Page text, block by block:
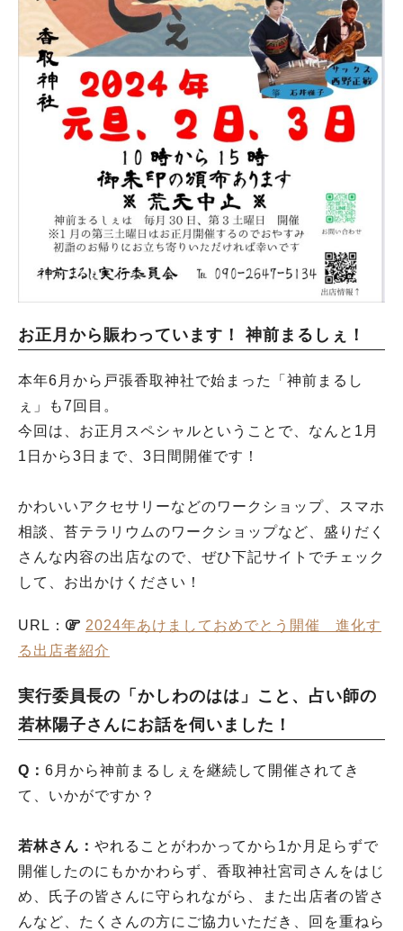
お正月から賑わっています！ 神前まるしぇ！
本年6月から戸張香取神社で始まった「神前まるし
ぇ」も7回目。
今回は、お正月スペシャルということで、なんと1月
1日から3日まで、3日間開催です！
かわいいアクセサリーなどのワークショップ、スマホ
相談、苔テラリウムのワークショップなど、盛りだく
さんな内容の出店なので、ぜひ下記サイトでチェック
して、お出かけください！
URL：
2024年あけましておめでとう開催 進化す
る出店者紹介
実行委員長の「かしわのはは」こと、占い師の
若林陽子さんにお話を伺いました！
Q： 6月から神前まるしぇを継続して開催されてき
て、いかがですか？
若林さん： やれることがわかってから1か月足らずで
開催したのにもかかわらず、香取神社宮司さんをはじ
め、氏子の皆さんに守られながら、また出店者の皆さ
んなど、たくさんの方にご協力いただき、回を重ねら